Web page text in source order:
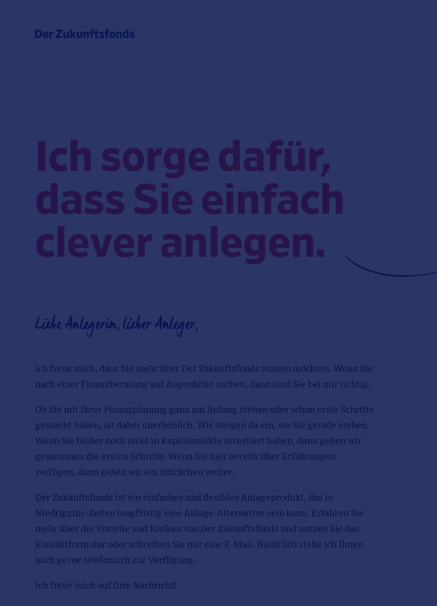
Ich sorge dafür,
dass Sie einfach
clever anlegen.
Liebe Anlegerin, lieber Anleger,
ich freue mich, dass Sie mehr über Der Zukunftsfonds wissen möchten. Wenn Sie
nach einer Finanzberatung auf Augenhöhe suchen, dann sind Sie bei mir richtig.
Ob Sie mit Ihrer Finanzplanung ganz am Anfang stehen oder schon erste Schritte
gemacht haben, ist dabei unerheblich. Wir steigen da ein, wo Sie gerade stehen.
Wenn Sie bisher noch nicht in Kapitalmärkte investiert haben, dann gehen wir
gemeinsam die ersten Schritte. Wenn Sie hier bereits über Erfahrungen
verfügen, dann gehen wir ein Stückchen weiter.
Der Zukunftsfonds ist ein einfaches und flexibles Anlageprodukt, das in
Niedrigzins-Zeiten langfristig eine Anlage-Alternative sein kann. Erfahren Sie
mehr über die Vorteile und Risiken von Der Zukunftsfonds und nutzen Sie das
Kontaktformular oder schreiben Sie mir eine E-Mail. Natürlich stehe ich Ihnen
auch gerne telefonisch zur Verfügung.
Ich freue mich auf Ihre Nachricht!